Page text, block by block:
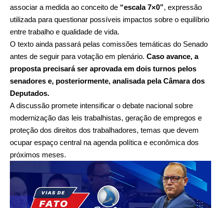
associar a medida ao conceito de “escala 7×0”, expressão
utilizada para questionar possíveis impactos sobre o equilíbrio
entre trabalho e qualidade de vida.
O texto ainda passará pelas comissões temáticas do Senado
antes de seguir para votação em plenário. Caso avance, a
proposta precisará ser aprovada em dois turnos pelos
senadores e, posteriormente, analisada pela Câmara dos
Deputados.
A discussão promete intensificar o debate nacional sobre
modernização das leis trabalhistas, geração de empregos e
proteção dos direitos dos trabalhadores, temas que devem
ocupar espaço central na agenda política e econômica dos
próximos meses.